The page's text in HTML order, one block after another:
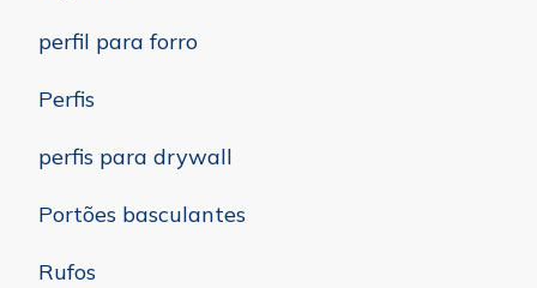
perfil para forro
Perfis
perfis para drywall
Portões basculantes
Rufos